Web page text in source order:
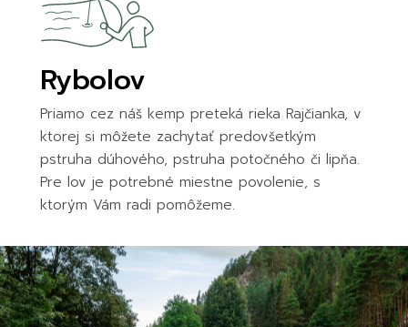
Rybolov
Priamo cez náš kemp preteká rieka Rajčianka, v
ktorej si môžete zachytať predovšetkým
pstruha dúhového, pstruha potočného či lipňa.
Pre lov je potrebné miestne povolenie, s
ktorým Vám radi pomôžeme.